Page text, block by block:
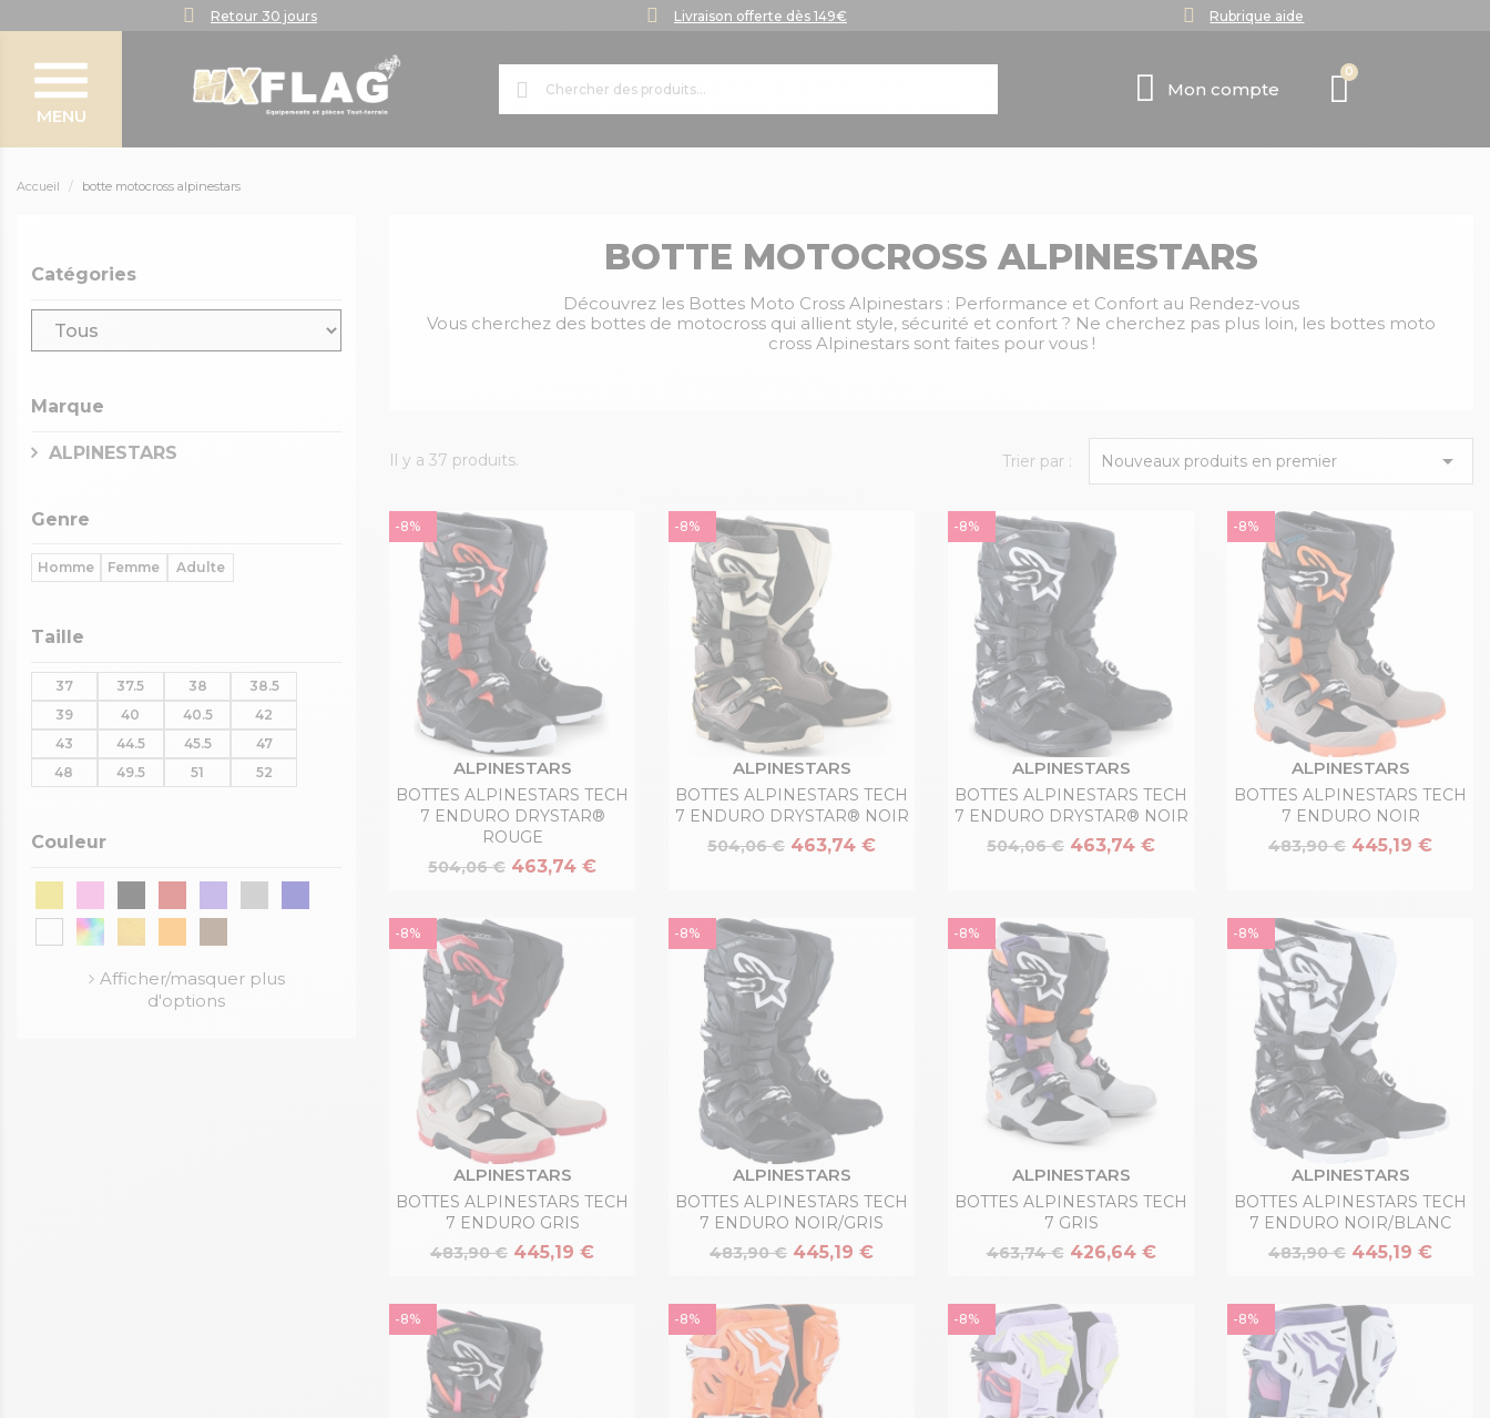
Retour 30 jours Livraison offerte dès 149€ Rubrique aide
MENU
Mon compte
Accueil botte motocross alpinestars
Catégories
Marque
ALPINESTARS
Genre
Homme Femme Adulte
Taille
37 37.5 38
38.5
39
40 40.5
42
43
44.5 45.5
47
48
49.5 51 52
Couleur
Afficher/masquer plus
d'options
BOTTE MOTOCROSS ALPINESTARS
Découvrez les Bottes Moto Cross Alpinestars : Performance et Confort au Rendez-vous
Vous cherchez des bottes de motocross qui allient style, sécurité et confort ? Ne cherchez pas plus loin, les bottes moto
cross Alpinestars sont faites pour vous !
Il y a 37 produits. Trier par : Nouveaux produits en premier 
ALPINESTARS
BOTTES ALPINESTARS TECH
7 ENDURO DRYSTAR®
ROUGE
504,06 € 463,74 €
-8%
ALPINESTARS
BOTTES ALPINESTARS TECH
7 ENDURO DRYSTAR® NOIR
504,06 € 463,74 €
-8%
ALPINESTARS
BOTTES ALPINESTARS TECH
7 ENDURO DRYSTAR® NOIR
504,06 € 463,74 €
-8%
ALPINESTARS
BOTTES ALPINESTARS TECH
7 ENDURO NOIR
483,90 € 445,19 €
-8%
ALPINESTARS
BOTTES ALPINESTARS TECH
7 ENDURO GRIS
483,90 € 445,19 €
-8%
ALPINESTARS
BOTTES ALPINESTARS TECH
7 ENDURO NOIR/GRIS
483,90 € 445,19 €
-8%
ALPINESTARS
BOTTES ALPINESTARS TECH
7 GRIS
463,74 € 426,64 €
-8%
ALPINESTARS
BOTTES ALPINESTARS TECH
7 ENDURO NOIR/BLANC
483,90 € 445,19 €
-8%
-8% -8% -8% -8%